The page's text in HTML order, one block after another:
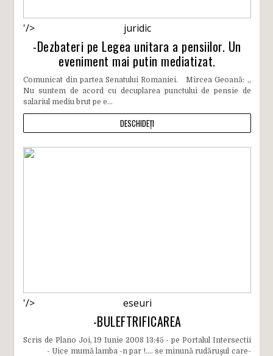
'/> juridic
-Dezbateri pe Legea unitara a pensiilor. Un
eveniment mai putin mediatizat.
Comunicat din partea Senatului Romaniei. Mircea Geoană: „
Nu suntem de acord cu decuplarea punctului de pensie de
salariul mediu brut pe e...
DESCHIDEȚI
'/> eseuri
-BULEFTRIFICAREA
Scris de Plano Joi, 19 Iunie 2008 13:45 - pe Portalul Intersectii
- Uice mumă lamba -n par !.... se minună rudăruşul care-